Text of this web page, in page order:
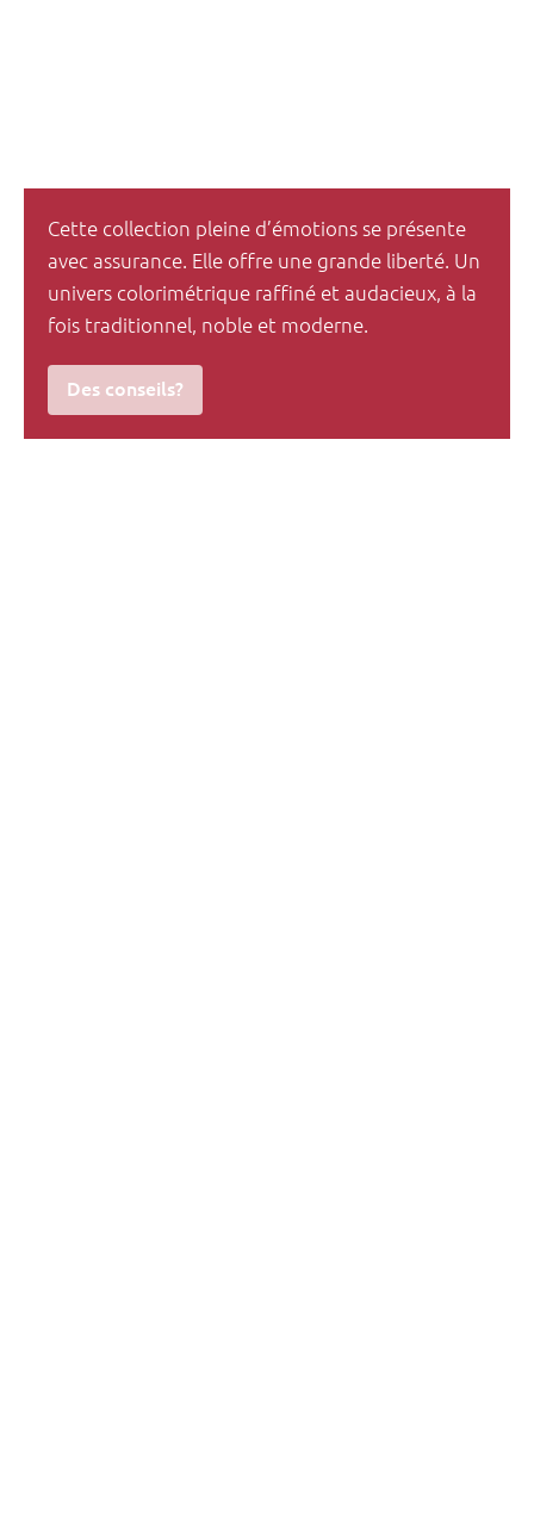
Cette collection pleine d’émotions se présente
avec assurance. Elle offre une grande liberté. Un
univers colorimétrique raffiné et audacieux, à la
fois traditionnel, noble et moderne.
Des conseils?